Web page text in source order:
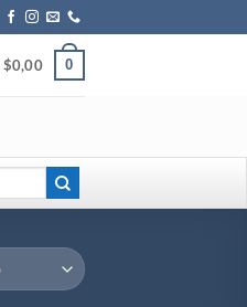
$0,00 0